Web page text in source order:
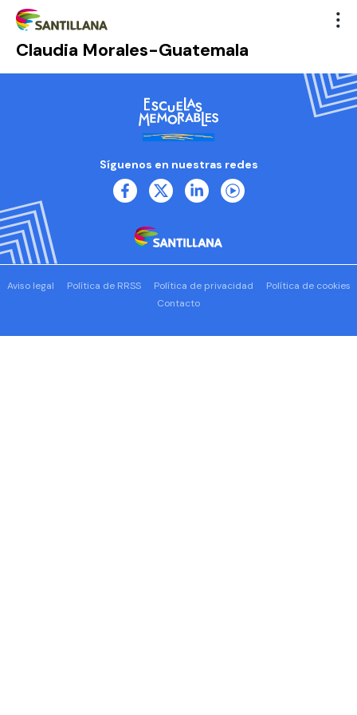
Claudia Morales-Guatemala
Síguenos en nuestras redes
Aviso legal Política de RRSS Política de privacidad
Política de cookies
Contacto